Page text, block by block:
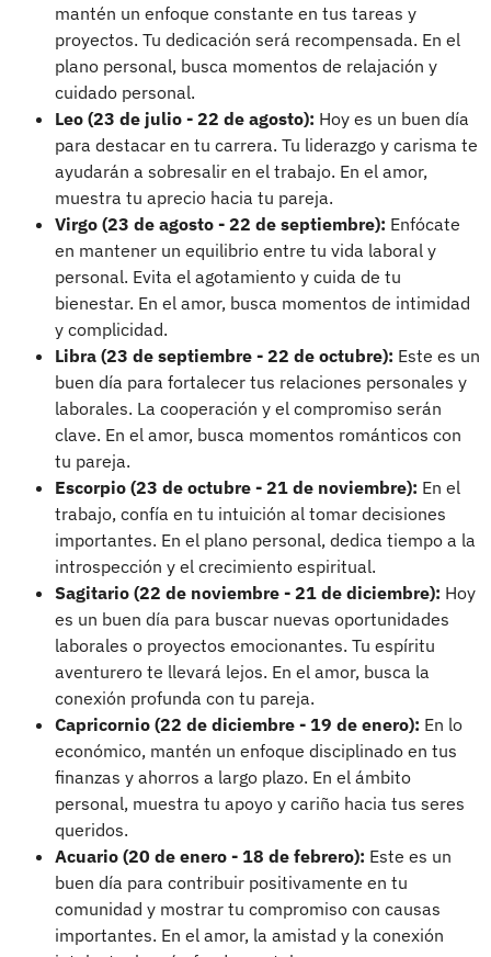
mantén un enfoque constante en tus tareas y
proyectos. Tu dedicación será recompensada. En el
plano personal, busca momentos de relajación y
cuidado personal.
Leo (23 de julio - 22 de agosto): Hoy es un buen día
para destacar en tu carrera. Tu liderazgo y carisma te
ayudarán a sobresalir en el trabajo. En el amor,
muestra tu aprecio hacia tu pareja.
Virgo (23 de agosto - 22 de septiembre): Enfócate
en mantener un equilibrio entre tu vida laboral y
personal. Evita el agotamiento y cuida de tu
bienestar. En el amor, busca momentos de intimidad
y complicidad.
Libra (23 de septiembre - 22 de octubre): Este es un
buen día para fortalecer tus relaciones personales y
laborales. La cooperación y el compromiso serán
clave. En el amor, busca momentos románticos con
tu pareja.
Escorpio (23 de octubre - 21 de noviembre): En el
trabajo, confía en tu intuición al tomar decisiones
importantes. En el plano personal, dedica tiempo a la
introspección y el crecimiento espiritual.
Sagitario (22 de noviembre - 21 de diciembre): Hoy
es un buen día para buscar nuevas oportunidades
laborales o proyectos emocionantes. Tu espíritu
aventurero te llevará lejos. En el amor, busca la
conexión profunda con tu pareja.
Capricornio (22 de diciembre - 19 de enero): En lo
económico, mantén un enfoque disciplinado en tus
finanzas y ahorros a largo plazo. En el ámbito
personal, muestra tu apoyo y cariño hacia tus seres
queridos.
Acuario (20 de enero - 18 de febrero): Este es un
buen día para contribuir positivamente en tu
comunidad y mostrar tu compromiso con causas
importantes. En el amor, la amistad y la conexión